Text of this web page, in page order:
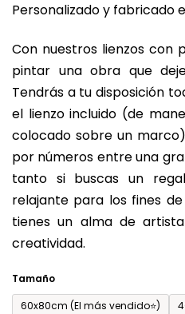
Personalizado y fabricado
Con nuestros lienzos con
pintar una obra que
Tendrás a tu disposición
el lienzo incluido (de
colocado sobre un
por números entre una
tanto si buscas un
relajante para los fines
tienes un alma de
creatividad.
Tamaño
60x80cm (El más vendido⭐)
media
producto
es
de
0,0
sobre
5
estrellas.